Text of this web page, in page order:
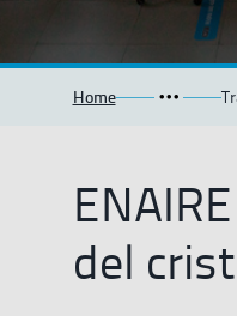
Home MOSTRAR
del